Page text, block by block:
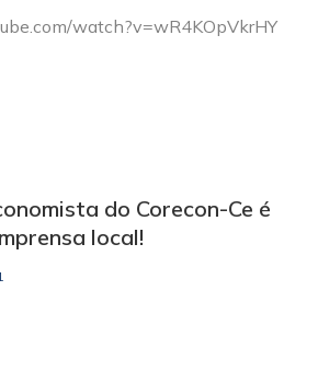
watch?v=wR4KOpVkrHY
do Corecon-Ce é
local!